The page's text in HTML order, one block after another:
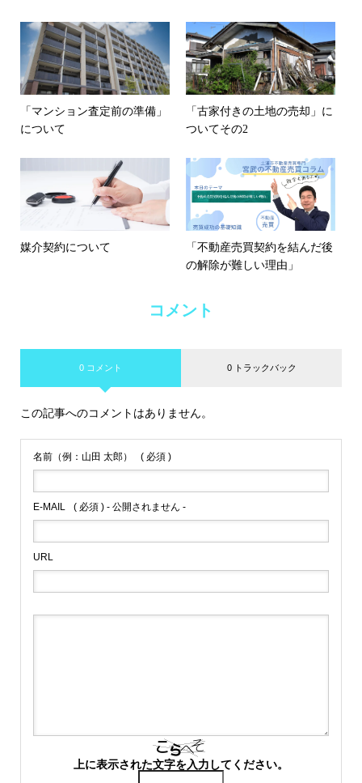
「マンション査定前の準備」
について
「古家付きの土地の売却」に
ついてその2
媒介契約について
「不動産売買契約を結んだ後
の解除が難しい理由」
コメント
0 コメント 0 トラックバック
この記事へのコメントはありません。
名前（例：山田 太郎） ( 必須 )
E-MAIL ( 必須 ) - 公開されません -
URL
上に表示された文字を入力してください。